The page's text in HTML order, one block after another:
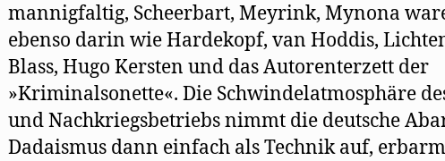
mannigfaltig, Scheerbart, Meyrink, Mynona
ebenso darin wie Hardekopf, van Hoddis,
Blass, Hugo Kersten und das Autorenterzett der
»Kriminalsonette«. Die Schwindelatmosphäre
und Nachkriegsbetriebs nimmt die deutsche
Dadaismus dann einfach als Technik auf,